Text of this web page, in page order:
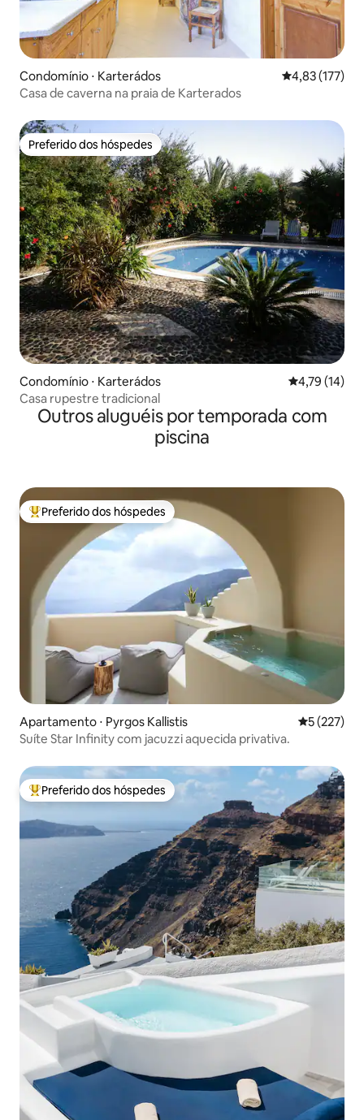
Condomínio ⋅ Karterádos 4,83 de uma
4,83 (177)
Casa de caverna na praia de Karterados
Preferido dos hóspedes
Preferido dos hóspedes
Condomínio ⋅ Karterádos 4,79 de uma
4,79 (14)
Casa rupestre tradicional
Outros aluguéis por temporada com
piscina
Entre os melhores preferidos dos hóspedes
Preferido dos hóspedes
Apartamento ⋅ Pyrgos Kallistis 5 de uma
5 (227)
Suíte Star Infinity com jacuzzi aquecida privativa.
Entre os melhores preferidos dos hóspedes
Preferido dos hóspedes